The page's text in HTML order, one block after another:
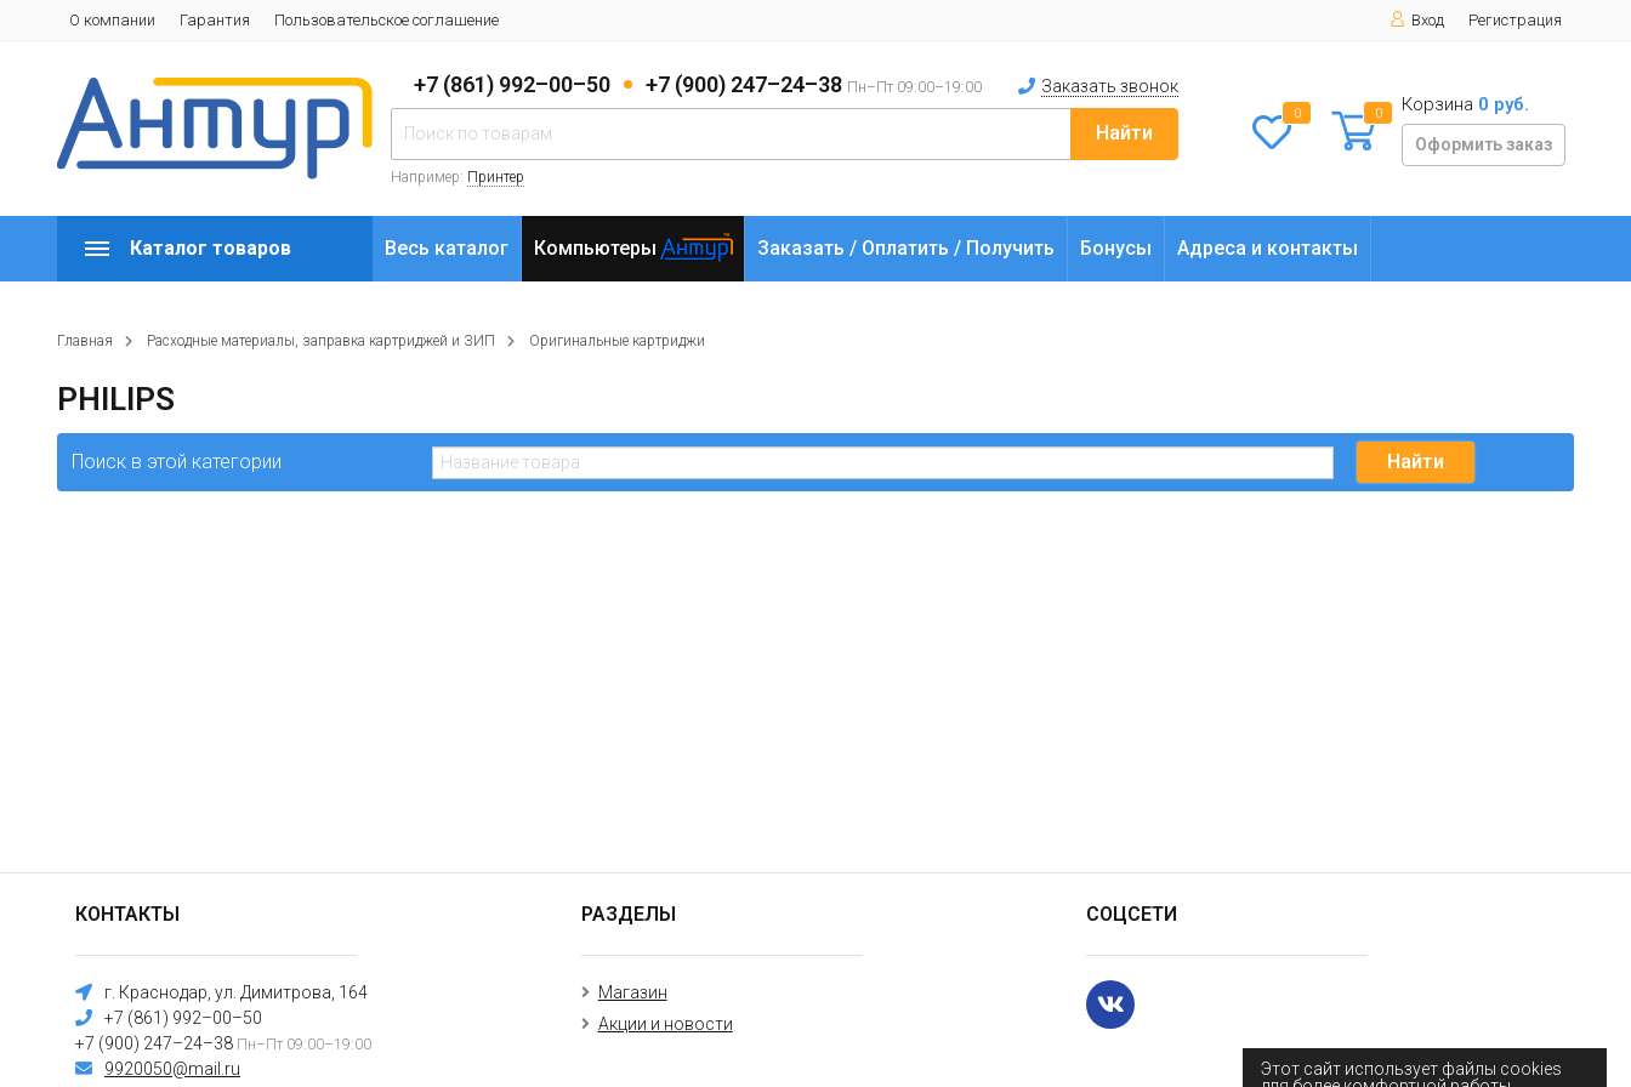
Этот сайт использует файлы cookies
О компании Гарантия Пользовательское соглашение Вход Регистрация
+7 (861) 992–00–50 +7 (900) 247–24–38 Пн–Пт 09:00–19:00 Заказать звонок
Найти
Например: Принтер
0 0 Корзина 0 руб.
Оформить заказ
Каталог товаров Весь каталог Компьютеры Заказать / Оплатить / Получить Бонусы Адреса и контакты
Главная Расходные материалы, заправка картриджей и ЗИП Оригинальные картриджи
PHILIPS
Поиск в этой категории
КОНТАКТЫ
г. Краснодар, ул. Димитрова, 164
+7 (861) 992–00–50
+7 (900) 247–24–38 Пн–Пт 09:00–19:00
9920050@mail.ru
РАЗДЕЛЫ
Магазин
Акции и новости
СОЦСЕТИ